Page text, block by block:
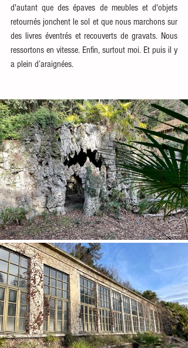
d'autant que des épaves de meubles et d'objets
retournés jonchent le sol et que nous marchons sur
des livres éventrés et recouverts de gravats. Nous
ressortons en vitesse. Enfin, surtout moi. Et puis il y
a plein d’araignées.